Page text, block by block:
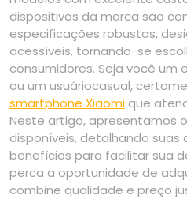
dispositivos da marca são
especificações robustas,
acessíveis, tornando-se
consumidores. Seja você
ou um usuáriocasual,
smartphone Xiaomi que
Neste artigo, apresentamos
disponíveis, detalhando
benefícios para facilitar sua
perca a oportunidade de
combine qualidade e preço